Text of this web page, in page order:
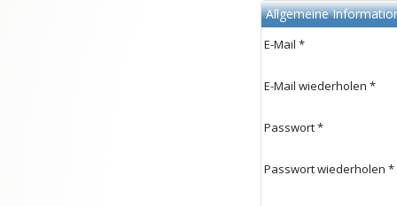
Allgemeine
E-Mail *
E-Mail wiederholen *
Passwort *
Passwort wiederholen *